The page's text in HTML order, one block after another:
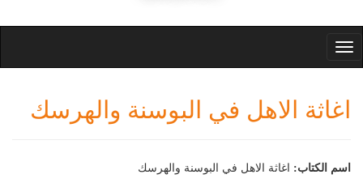
Toggle
اغاثة الاهل في البوسنة والهرسك
اسم الكتاب: اغاثة الاهل في البوسنة والهرسك